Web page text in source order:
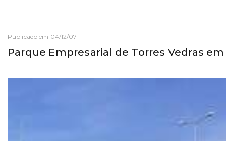
Publicado em 04/12/07
Parque Empresarial de Torres Vedras